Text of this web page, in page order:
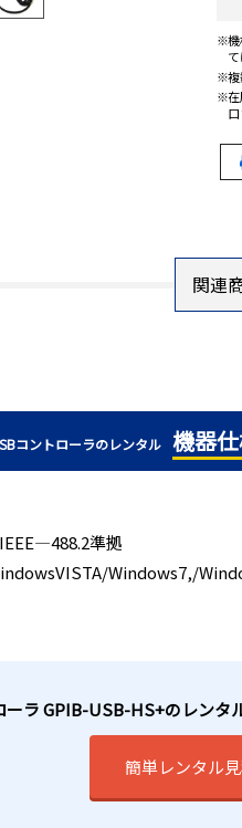
関連
コントローラのレンタル 機器
準拠
Windows7,/
ラ GPIB-USB-HS+のレンタ
簡単レンタル